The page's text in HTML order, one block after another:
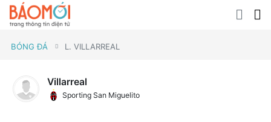
BÓNG ĐÁ L. VILLARREAL
Villarreal
Sporting San Miguelito